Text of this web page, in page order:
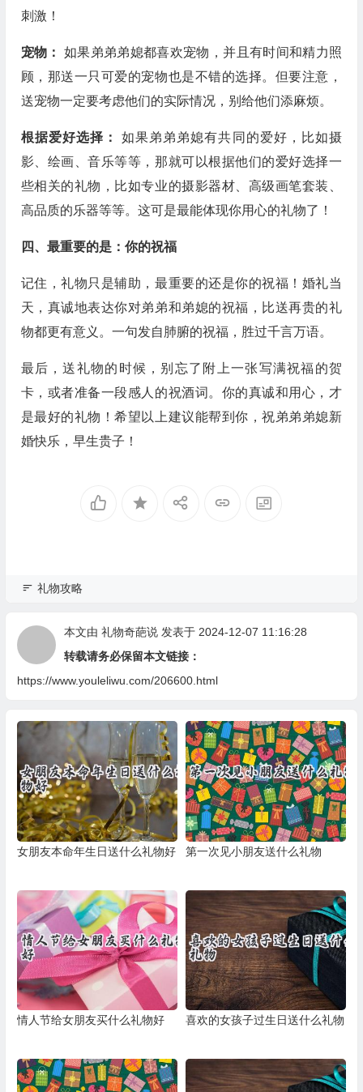
刺激！
宠物： 如果弟弟弟媳都喜欢宠物，并且有时间和精力照
顾，那送一只可爱的宠物也是不错的选择。但要注意，
送宠物一定要考虑他们的实际情况，别给他们添麻烦。
根据爱好选择：如果弟弟弟媳有共同的爱好，比如摄
影、绘画、音乐等等，那就可以根据他们的爱好选择一
些相关的礼物，比如专业的摄影器材、高级画笔套装、
高品质的乐器等等。这可是最能体现你用心的礼物了！
四、最重要的是：你的祝福
记住，礼物只是辅助，最重要的还是你的祝福！婚礼当
天，真诚地表达你对弟弟和弟媳的祝福，比送再贵的礼
物都更有意义。一句发自肺腑的祝福，胜过千言万语。
最后，送礼物的时候，别忘了附上一张写满祝福的贺
卡，或者准备一段感人的祝酒词。你的真诚和用心，才
是最好的礼物！希望以上建议能帮到你，祝弟弟弟媳新
婚快乐，早生贵子！
礼物攻略
本文由 礼物奇葩说发表于 2024-12-07 11:16:28
转载请务必保留本文链接：
https://www.youleliwu.com/206600.html
女朋友本命年生日送什么礼物好 第一次见小朋友送什么礼物
情人节给女朋友买什么礼物好 喜欢的女孩子过生日送什么礼物